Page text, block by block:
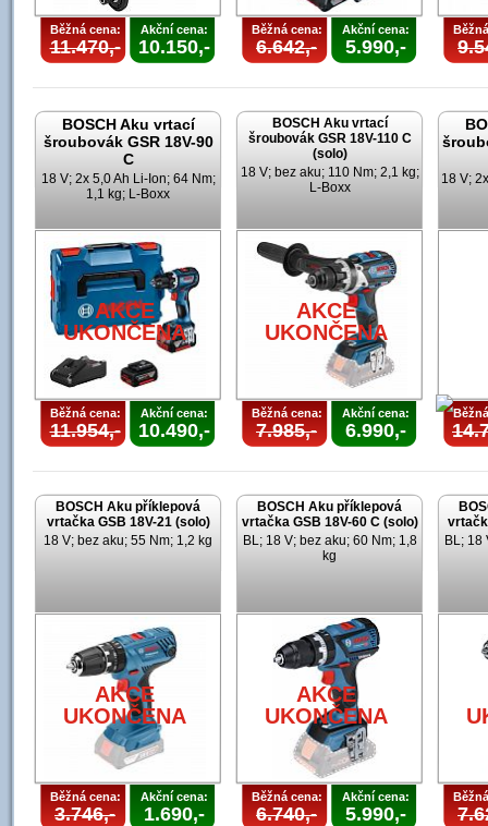
Běžná cena:
11.470,-
Akční cena:
10.150,-
Běžná cena:
6.642,-
Akční cena:
5.990,-
BOSCH Aku vrtací
šroubovák GSR 18V-90
C
18 V; 2x 5,0 Ah Li-Ion; 64 Nm;
1,1 kg; L-Boxx
AKCE
UKONČENA
Běžná cena:
11.954,-
Akční cena:
10.490,-
BOSCH Aku vrtací
šroubovák GSR 18V-110 C
(solo)
18 V; bez aku; 110 Nm; 2,1 kg;
L-Boxx
AKCE
UKONČENA
Běžná cena:
7.985,-
Akční cena:
6.990,-
18 V;
BOSCH Aku příklepová
vrtačka GSB 18V-21 (solo)
18 V; bez aku; 55 Nm; 1,2 kg
AKCE
UKONČENA
Běžná cena:
3.746,-
Akční cena:
1.690,-
BOSCH Aku příklepová
vrtačka GSB 18V-60 C (solo)
BL; 18 V; bez aku; 60 Nm; 1,8
kg
AKCE
UKONČENA
Běžná cena:
6.740,-
Akční cena:
5.990,-
BL; 18